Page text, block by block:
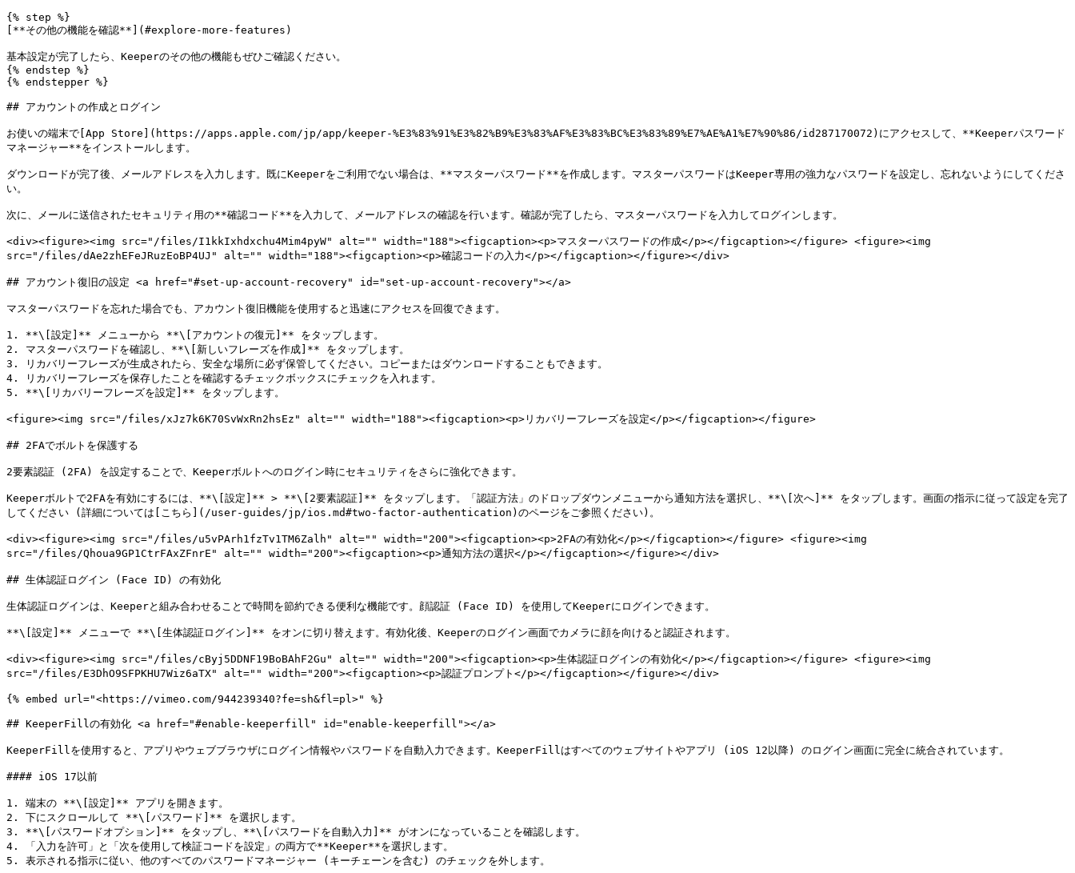
{% step %}
[**その他の機能を確認**](#explore-more-features)
基本設定が完了したら、Keeperのその他の機能もぜひご確認ください。
{% endstep %}
{% endstepper %}
## アカウントの作成とログイン
お使いの端末で[App Store](https://apps.apple.com/jp/app/keeper-%E3%83%91%E3%82%B9%E3%83%AF%E3%83%BC%E3%83%89%E7%AE%A1%E7%90%86/id287170072)にアクセスして、**Keeperパスワード
マネージャー**をインストールします。
ダウンロードが完了後、メールアドレスを入力します。既にKeeperをご利用でない場合は、**マスターパスワード**を作成します。マスターパスワードはKeeper専用の強力なパスワードを設定し、忘れないようにしてくださ
い。
次に、メールに送信されたセキュリティ用の**確認コード**を入力して、メールアドレスの確認を行います。確認が完了したら、マスターパスワードを入力してログインします。
<div><figure><img src="/files/I1kkIxhdxchu4Mim4pyW" alt="" width="188"><figcaption><p>マスターパスワードの作成</p></figcaption></figure> <figure><img
src="/files/dAe2zhEFeJRuzEoBP4UJ" alt="" width="188"><figcaption><p>確認コードの入力</p></figcaption></figure></div>
## アカウント復旧の設定 <a href="#set-up-account-recovery" id="set-up-account-recovery"></a>
マスターパスワードを忘れた場合でも、アカウント復旧機能を使用すると迅速にアクセスを回復できます。
1. **\[設定]** メニューから **\[アカウントの復元]** をタップします。
2. マスターパスワードを確認し、**\[新しいフレーズを作成]** をタップします。
3. リカバリーフレーズが生成されたら、安全な場所に必ず保管してください。コピーまたはダウンロードすることもできます。
4. リカバリーフレーズを保存したことを確認するチェックボックスにチェックを入れます。
5. **\[リカバリーフレーズを設定]** をタップします。
<figure><img src="/files/xJz7k6K70SvWxRn2hsEz" alt="" width="188"><figcaption><p>リカバリーフレーズを設定</p></figcaption></figure>
## 2FAでボルトを保護する
2要素認証 (2FA) を設定することで、Keeperボルトへのログイン時にセキュリティをさらに強化できます。
Keeperボルトで2FAを有効にするには、**\[設定]** > **\[2要素認証]** をタップします。「認証方法」のドロップダウンメニューから通知方法を選択し、**\[次へ]** をタップします。画面の指示に従って設定を完了
してください (詳細については[こちら](/user-guides/jp/ios.md#two-factor-authentication)のページをご参照ください)。
<div><figure><img src="/files/u5vPArh1fzTv1TM6Zalh" alt="" width="200"><figcaption><p>2FAの有効化</p></figcaption></figure> <figure><img
src="/files/Qhoua9GP1CtrFAxZFnrE" alt="" width="200"><figcaption><p>通知方法の選択</p></figcaption></figure></div>
## 生体認証ログイン (Face ID) の有効化
生体認証ログインは、Keeperと組み合わせることで時間を節約できる便利な機能です。顔認証 (Face ID) を使用してKeeperにログインできます。
**\[設定]** メニューで **\[生体認証ログイン]** をオンに切り替えます。有効化後、Keeperのログイン画面でカメラに顔を向けると認証されます。
<div><figure><img src="/files/cByj5DDNF19BoBAhF2Gu" alt="" width="200"><figcaption><p>生体認証ログインの有効化</p></figcaption></figure> <figure><img
src="/files/E3DhO9SFPKHU7Wiz6aTX" alt="" width="200"><figcaption><p>認証プロンプト</p></figcaption></figure></div>
{% embed url="<https://vimeo.com/944239340?fe=sh&fl=pl>" %}
## KeeperFillの有効化 <a href="#enable-keeperfill" id="enable-keeperfill"></a>
KeeperFillを使用すると、アプリやウェブブラウザにログイン情報やパスワードを自動入力できます。KeeperFillはすべてのウェブサイトやアプリ (iOS 12以降) のログイン画面に完全に統合されています。
#### iOS 17以前
1. 端末の **\[設定]** アプリを開きます。
2. 下にスクロールして **\[パスワード]** を選択します。
3. **\[パスワードオプション]** をタップし、**\[パスワードを自動入力]** がオンになっていることを確認します。
4. 「入力を許可」と「次を使用して検証コードを設定」の両方で**Keeper**を選択します。
5. 表示される指示に従い、他のすべてのパスワードマネージャー (キーチェーンを含む) のチェックを外します。